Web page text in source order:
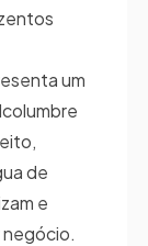
um
de
e